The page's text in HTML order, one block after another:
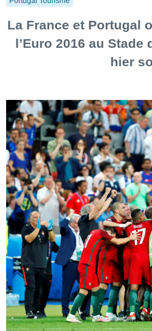
La France et Portugal
l’Euro 2016 au Stade
hier